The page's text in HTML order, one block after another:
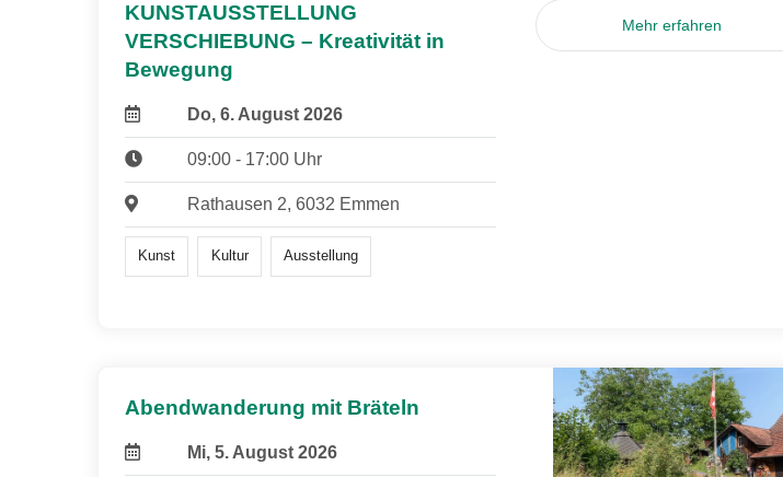
KUNSTAUSSTELLUNG
VERSCHIEBUNG – Kreativität in
Bewegung
Do, 6. August 2026
09:00 - 17:00 Uhr
Rathausen 2, 6032 Emmen
Kunst Kultur Ausstellung
Mehr erfahren
Abendwanderung mit Bräteln
Mi, 5. August 2026